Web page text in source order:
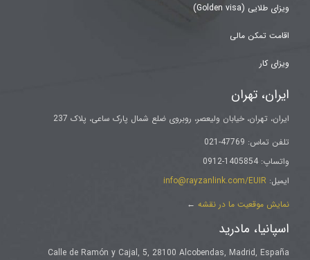
ویزای طلایی (Golden visa)
اقامت تمکن مالی
ویزای کار
ایران، تهران
ایران، تهران، خیابان ولیعصر، روبروی ضلع شمال پارک ساعی، پلاک 237
تلفن تماس: 47769-021
واتساپ: 1405854-0912
ایمیل: info@rayzanlink.com/EUIR
نمایش موقعیت ما در نقشه ←
اسپانیا، مادرید
Calle de Ramón y Cajal, 5, 28100 Alcobendas, Madrid, España